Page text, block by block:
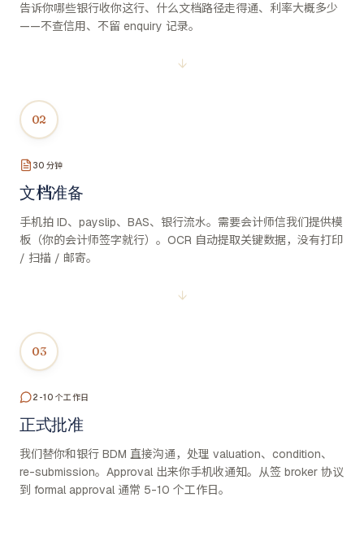
告诉你哪些银行收你这行、什么文档路径走得通、利率大概多少
——不查信用、不留 enquiry 记录。
↓
02
30 分钟
文档准备
手机拍 ID、payslip、BAS、银行流水。需要会计师信我们提供模
板（你的会计师签字就行）。OCR 自动提取关键数据，没有打印
/ 扫描 / 邮寄。
↓
03
2-10 个工作日
正式批准
我们替你和银行 BDM 直接沟通，处理 valuation、condition、
re-submission。Approval 出来你手机收通知。从签 broker 协议
到 formal approval 通常 5-10 个工作日。